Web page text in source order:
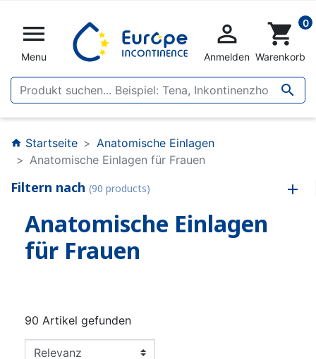

Menu


Anmelden
shopping_cart 0
Warenkorb
home Startseite
Anatomische Einlagen
Anatomische Einlagen für Frauen
Filtern nach (90 products)
Anatomische Einlagen
für Frauen
90 Artikel gefunden